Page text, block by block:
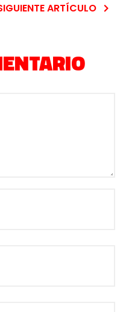
ARTÍCULO